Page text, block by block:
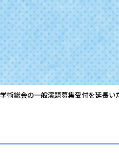
術総会の一般演題募集受付を延長い